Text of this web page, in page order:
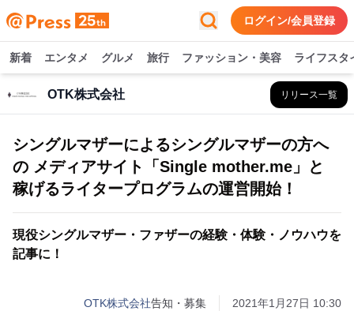
ログイン/会員登録
新着 エンタメ グルメ 旅行 ファッション・美容 ライフスタ
OTK株式会社 リリース一覧
シングルマザーによるシングルマザーの方へ
の メディアサイト「Single mother.me」と
稼げるライタープログラムの運営開始！
現役シングルマザー・ファザーの経験・体験・ノウハウを
記事に！
OTK株式会社告知・募集 2021年1月27日 10:30